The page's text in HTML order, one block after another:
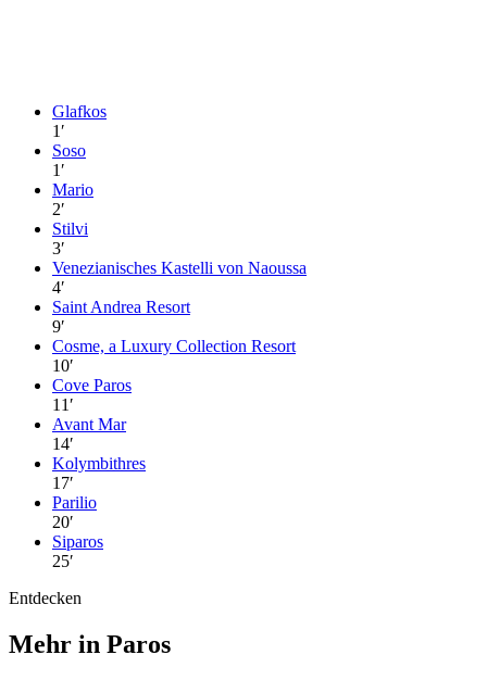
Glafkos
1′
Soso
1′
Mario
2′
Stilvi
3′
Venezianisches Kastelli von Naoussa
4′
Saint Andrea Resort
9′
Cosme, a Luxury Collection Resort
10′
Cove Paros
11′
Avant Mar
14′
Kolymbithres
17′
Parilio
20′
Siparos
25′
Entdecken
Mehr in Paros